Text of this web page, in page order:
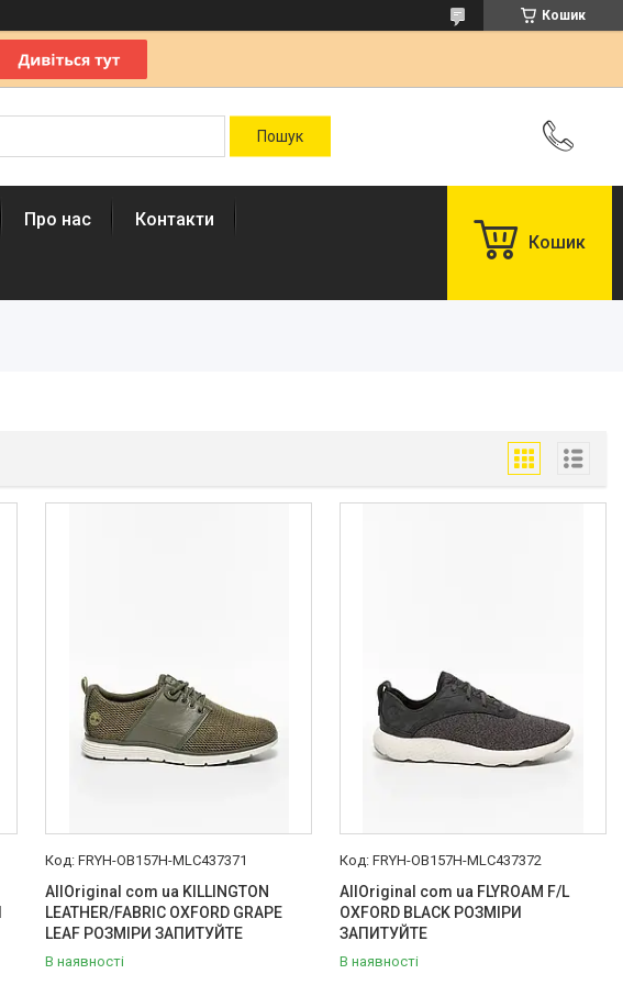
Кошик
Про нас Контакти
Кошик
FRYH-OB157H-MLC437371
AllOriginal com ua KILLINGTON
LEATHER/FABRIC OXFORD GRAPE
LEAF РОЗМІРИ ЗАПИТУЙТЕ
В наявності
FRYH-OB157H-MLC437372
AllOriginal com ua FLYROAM F/L
OXFORD BLACK РОЗМІРИ
ЗАПИТУЙТЕ
В наявності